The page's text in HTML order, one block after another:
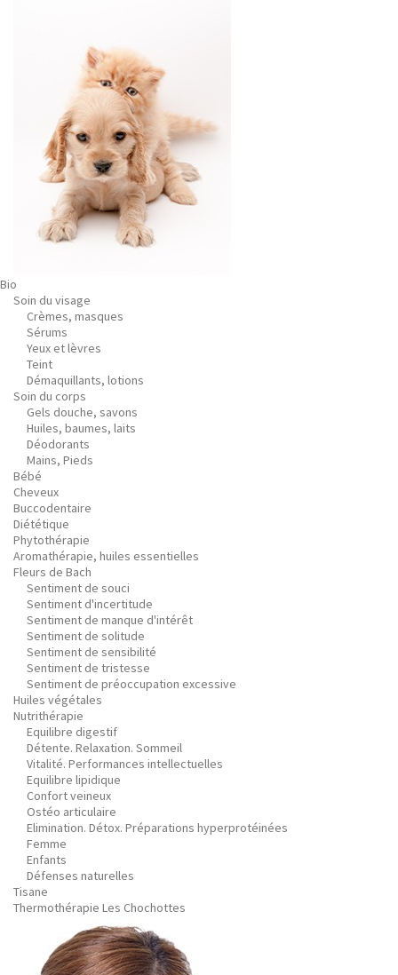
Bio
Soin du visage
Crèmes, masques
Sérums
Yeux et lèvres
Teint
Démaquillants, lotions
Soin du corps
Gels douche, savons
Huiles, baumes, laits
Déodorants
Mains, Pieds
Bébé
Cheveux
Buccodentaire
Diététique
Phytothérapie
Aromathérapie, huiles essentielles
Fleurs de Bach
Sentiment de souci
Sentiment d'incertitude
Sentiment de manque d'intérêt
Sentiment de solitude
Sentiment de sensibilité
Sentiment de tristesse
Sentiment de préoccupation excessive
Huiles végétales
Nutrithérapie
Equilibre digestif
Détente. Relaxation. Sommeil
Vitalité. Performances intellectuelles
Equilibre lipidique
Confort veineux
Ostéo articulaire
Elimination. Détox. Préparations hyperprotéinées
Femme
Enfants
Défenses naturelles
Tisane
Thermothérapie Les Chochottes